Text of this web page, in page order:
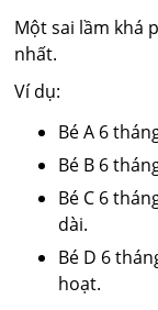
Một sai lầm khá
nhất.
Ví dụ:
Bé A 6
Bé B 6
Bé C 6
dài.
Bé D 6
hoạt.